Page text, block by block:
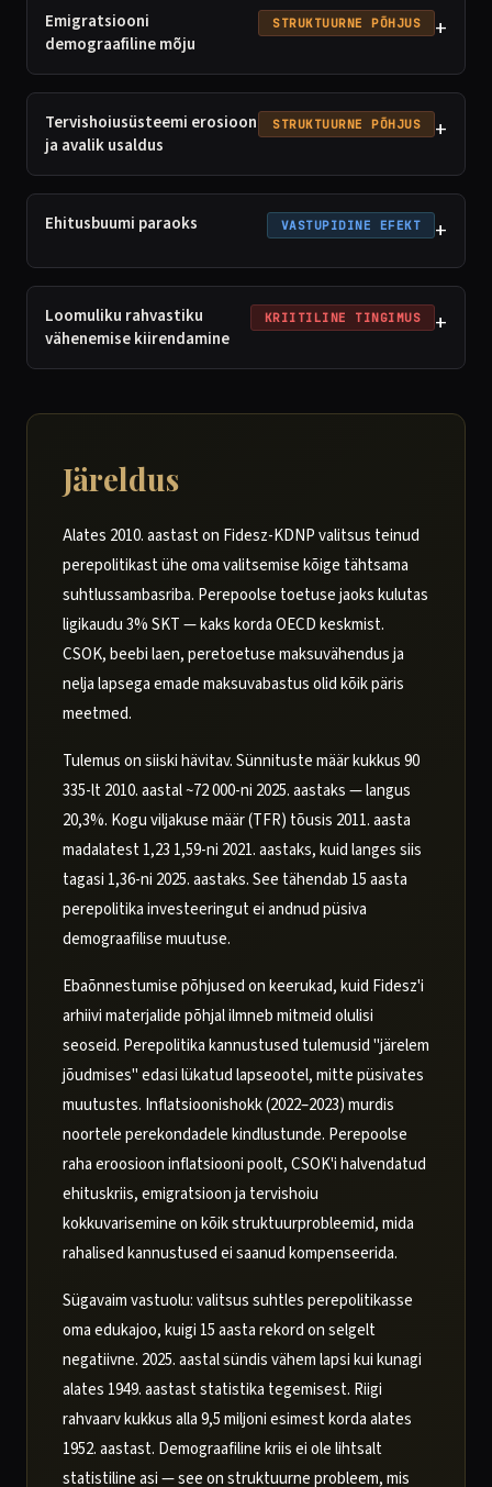
Emigratsiooni
demograafiline mõju
STRUKTUURNE PÕHJUS +
Tervishoiusüsteemi erosioon
ja avalik usaldus
STRUKTUURNE PÕHJUS +
Ehitusbuumi paraoks VASTUPIDINE EFEKT +
Loomuliku rahvastiku
vähenemise kiirendamine
KRIITILINE TINGIMUS +
Järeldus
Alates 2010. aastast on Fidesz-KDNP valitsus teinud
perepolitikast ühe oma valitsemise kõige tähtsama
suhtlussambasriba. Perepoolse toetuse jaoks kulutas
ligikaudu 3% SKT — kaks korda OECD keskmist.
CSOK, beebi laen, peretoetuse maksuvähendus ja
nelja lapsega emade maksuvabastus olid kõik päris
meetmed.
Tulemus on siiski hävitav. Sünnituste määr kukkus 90
335-lt 2010. aastal ~72 000-ni 2025. aastaks — langus
20,3%. Kogu viljakuse määr (TFR) tõusis 2011. aasta
madalatest 1,23 1,59-ni 2021. aastaks, kuid langes siis
tagasi 1,36-ni 2025. aastaks. See tähendab 15 aasta
perepolitika investeeringut ei andnud püsiva
demograafilise muutuse.
Ebaõnnestumise põhjused on keerukad, kuid Fidesz'i
arhiivi materjalide põhjal ilmneb mitmeid olulisi
seoseid. Perepolitika kannustused tulemusid "järelem
jõudmises" edasi lükatud lapseootel, mitte püsivates
muutustes. Inflatsioonishokk (2022–2023) murdis
noortele perekondadele kindlustunde. Perepoolse
raha eroosioon inflatsiooni poolt, CSOK'i halvendatud
ehituskriis, emigratsioon ja tervishoiu
kokkuvarisemine on kõik struktuurprobleemid, mida
rahalised kannustused ei saanud kompenseerida.
Sügavaim vastuolu: valitsus suhtles perepolitikasse
oma edukajoo, kuigi 15 aasta rekord on selgelt
negatiivne. 2025. aastal sündis vähem lapsi kui kunagi
alates 1949. aastast statistika tegemisest. Riigi
rahvaarv kukkus alla 9,5 miljoni esimest korda alates
1952. aastast. Demograafiline kriis ei ole lihtsalt
statistiline asi — see on struktuurne probleem, mis